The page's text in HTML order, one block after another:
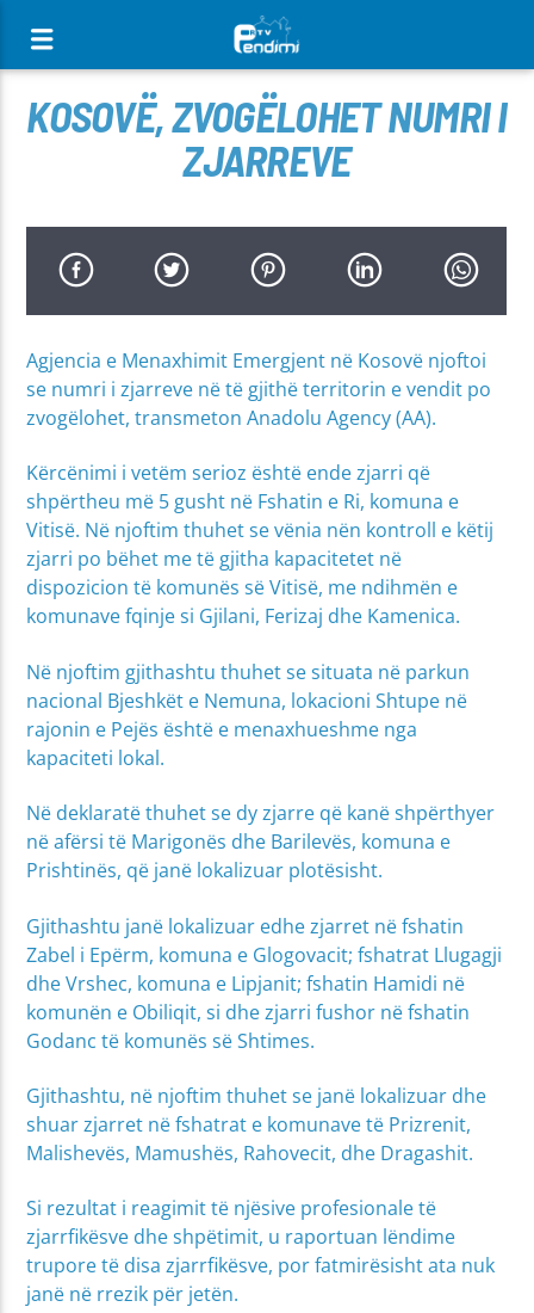
KOSOVË, ZVOGËLOHET NUMRI I
ZJARREVE
Agjencia e Menaxhimit Emergjent në Kosovë njoftoi
se numri i zjarreve në të gjithë territorin e vendit po
zvogëlohet, transmeton Anadolu Agency (AA).
Kërcënimi i vetëm serioz është ende zjarri që
shpërtheu më 5 gusht në Fshatin e Ri, komuna e
Vitisë. Në njoftim thuhet se vënia nën kontroll e këtij
zjarri po bëhet me të gjitha kapacitetet në
dispozicion të komunës së Vitisë, me ndihmën e
komunave fqinje si Gjilani, Ferizaj dhe Kamenica.
Në njoftim gjithashtu thuhet se situata në parkun
nacional Bjeshkët e Nemuna, lokacioni Shtupe në
rajonin e Pejës është e menaxhueshme nga
kapaciteti lokal.
Në deklaratë thuhet se dy zjarre që kanë shpërthyer
në afërsi të Marigonës dhe Barilevës, komuna e
Prishtinës, që janë lokalizuar plotësisht.
Gjithashtu janë lokalizuar edhe zjarret në fshatin
Zabel i Epërm, komuna e Glogovacit; fshatrat Llugagji
dhe Vrshec, komuna e Lipjanit; fshatin Hamidi në
komunën e Obiliqit, si dhe zjarri fushor në fshatin
Godanc të komunës së Shtimes.
Gjithashtu, në njoftim thuhet se janë lokalizuar dhe
shuar zjarret në fshatrat e komunave të Prizrenit,
Malishevës, Mamushës, Rahovecit, dhe Dragashit.
Si rezultat i reagimit të njësive profesionale të
zjarrfikësve dhe shpëtimit, u raportuan lëndime
trupore të disa zjarrfikësve, por fatmirësisht ata nuk
janë në rrezik për jetën.